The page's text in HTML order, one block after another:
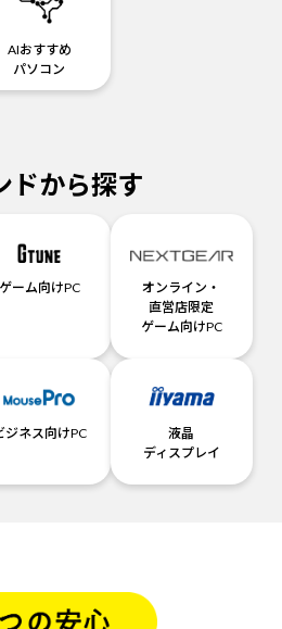
AIおすすめ
パソコン
ドから探す
ゲーム向けPC
オンライン・
直営店限定
ゲーム向けPC
ジネス向けPC
液晶
ディスプレイ